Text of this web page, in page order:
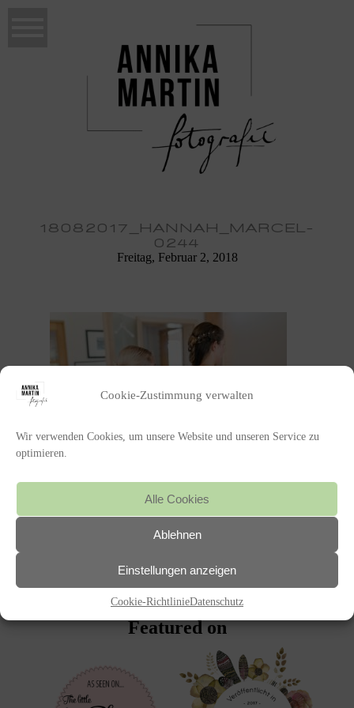
Cookie-Zustimmung verwalten
Wir verwenden Cookies, um unsere Website und unseren Service zu
optimieren.
Alle Cookies
Ablehnen
Einstellungen anzeigen
Cookie-RichtlinieDatenschutz
18082017_HANNAH_MARCEL-
0244
Freitag, Februar 2, 2018
«
EINE HOCHZEIT IN DER
WUNDERSCHÖNEN PFALZ
Featured on